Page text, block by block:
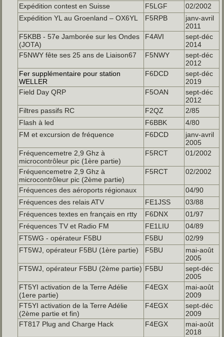
Expédition contest en Suisse
F5LGF
02/2002
Expédition YL au Groenland – OX6YL
F5RPB
janv-avril
2011
F5KBB - 57e Jamborée sur les Ondes
(JOTA)
F4AVI
sept-déc
2014
F5NWY fête ses 25 ans de Liaison67
F5NWY
sept-déc
2012
Fer supplémentaire pour station
WELLER
F6DCD
sept-déc
2019
Field Day QRP
F5OAN
sept-déc
2012
Filtres passifs RC
F2QZ
2/85
Flash à led
F6BBK
4/80
FM et excursion de fréquence
F6DCD
janv-avril
2005
Fréquencemetre 2,9 Ghz à
microcontrôleur pic (1ère partie)
F5RCT 01/2002
Fréquencemetre 2,9 Ghz à
microcontrôleur pic (2ème partie)
F5RCT 02/2002
Fréquences des aéroports régionaux
04/90
Fréquences des relais ATV
FE1JSS
03/88
Fréquences textes en français en rtty
F6DNX
01/97
Fréquences TV et Radio FM
FE1LIU
04/89
FT5WG - opérateur F5BU
F5BU
02/99
FT5WJ, opérateur F5BU (1ère partie)
F5BU
mai-août
2005
FT5WJ, opérateur F5BU (2ème partie) F5BU
sept-déc
2005
FT5YI activation de la Terre Adélie
(1ere partie)
F4EGX
mai-août
2009
FT5YI activation de la Terre Adélie
(2ème partie et fin)
F4EGX
sept-déc
2009
FT817 Plug and Charge Hack
F4EGX
mai-août
2018